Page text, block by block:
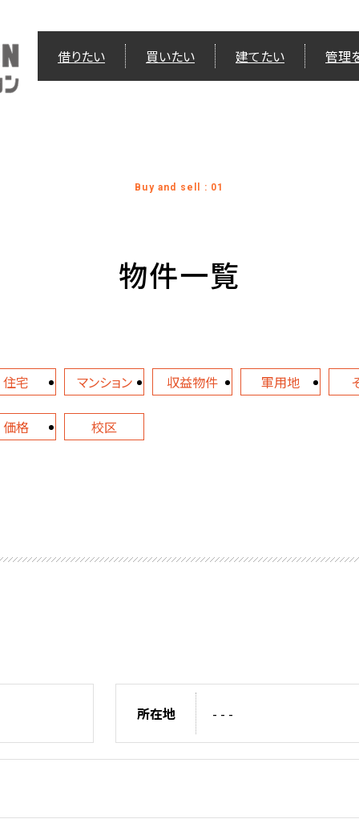
借りたい 買いたい 建てたい 管理
Buy and sell : 01
物件一覧
住宅 マンション 収益物件 軍用地
価格 校区
所在地 - - -